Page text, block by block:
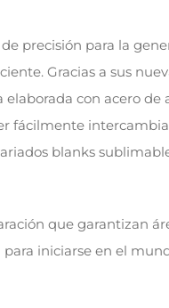
precisión para la
Gracias a sus
con acero de
fácilmente
blanks
que garantizan
iniciarse en el